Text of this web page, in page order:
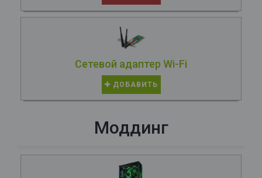
Сетевой адаптер Wi-Fi
ДОБАВИТЬ
Моддинг